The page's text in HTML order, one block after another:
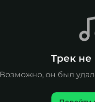
Трек не
Возможно, он был